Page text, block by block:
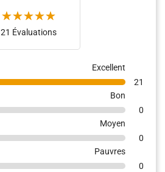
21 Évaluations
Excellent
21
Bon
0
Moyen
0
Pauvres
0